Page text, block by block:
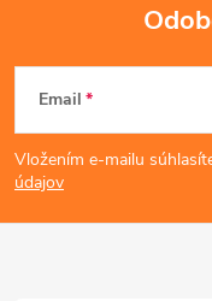
Z
á
p
Email
Vložením e-mailu
údajov